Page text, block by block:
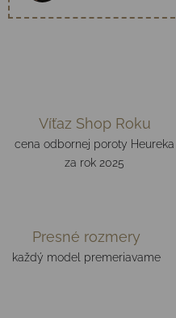
Víťaz Shop Roku
cena odbornej poroty Heureka
za rok 2025
Presné rozmery
každý model premeriavame